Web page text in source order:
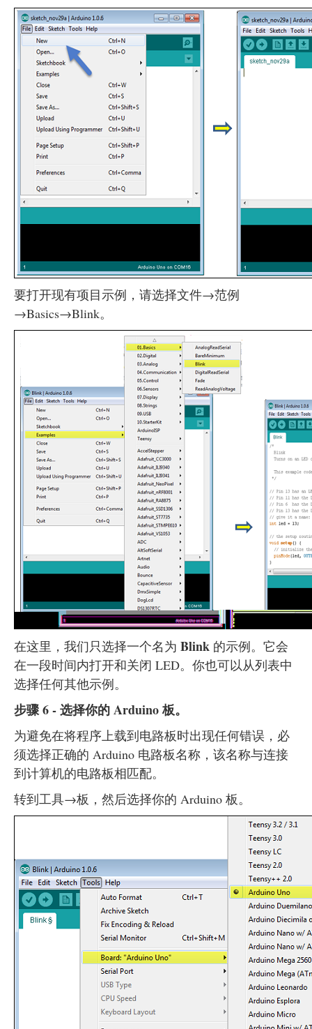
要打开现有项目示例，请选择文件→范例
→Basics→Blink。
在这里，我们只选择一个名为 Blink 的示例。它会
在一段时间内打开和关闭 LED。你也可以从列表中
选择任何其他示例。
步骤 6 - 选择你的 Arduino 板。
为避免在将程序上载到电路板时出现任何错误，必
须选择正确的 Arduino 电路板名称，该名称与连接
到计算机的电路板相匹配。
转到工具→板，然后选择你的 Arduino 板。